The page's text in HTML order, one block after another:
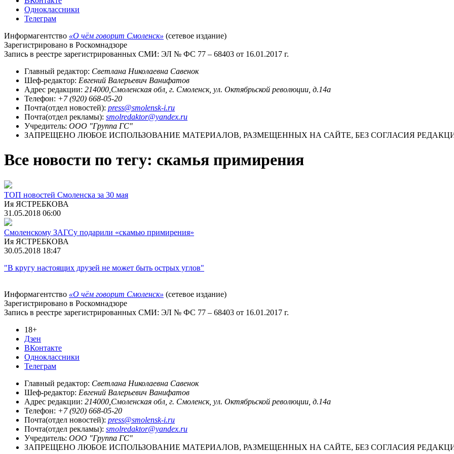
Одноклассники
Телеграм
Информагентство «О чём говорит Смоленск» (сетевое издание)
Зарегистрировано в Роскомнадзоре
Запись в реестре зарегистрированных СМИ: ЭЛ № ФС 77 – 68403 от 16.01.2017 г.
Главный редактор: Светлана Николаевна Савенок
Шеф-редактор: Евгений Валерьевич Ванифатов
Адрес редакции: 214000,Смоленская обл, г. Смоленск, ул. Октябрьской революции, д.14а
Телефон: +7 (920) 668-05-20
Почта(отдел новостей): press@smolensk-i.ru
Почта(отдел рекламы): smolredaktor@yandex.ru
Учредитель: ООО "Группа ГС"
ЗАПРЕЩЕНО ЛЮБОЕ ИСПОЛЬЗОВАНИЕ МАТЕРИАЛОВ, РАЗМЕЩЕННЫХ НА САЙТЕ, БЕЗ СОГЛАСИЯ
Все новости по тегу: скамья примирения
ТОП новостей Смоленска за 30 мая
Ия ЯСТРЕБКОВА
31.05.2018 06:00
Смоленскому ЗАГСу подарили «скамью примирения»
Ия ЯСТРЕБКОВА
30.05.2018 18:47
"В кругу настоящих друзей не может быть острых углов"
Информагентство «О чём говорит Смоленск» (сетевое издание)
Зарегистрировано в Роскомнадзоре
Запись в реестре зарегистрированных СМИ: ЭЛ № ФС 77 – 68403 от 16.01.2017 г.
18+
Дзен
ВКонтакте
Одноклассники
Телеграм
Главный редактор: Светлана Николаевна Савенок
Шеф-редактор: Евгений Валерьевич Ванифатов
Адрес редакции: 214000,Смоленская обл, г. Смоленск, ул. Октябрьской революции, д.14а
Телефон: +7 (920) 668-05-20
Почта(отдел новостей): press@smolensk-i.ru
Почта(отдел рекламы): smolredaktor@yandex.ru
Учредитель: ООО "Группа ГС"
ЗАПРЕЩЕНО ЛЮБОЕ ИСПОЛЬЗОВАНИЕ МАТЕРИАЛОВ, РАЗМЕЩЕННЫХ НА САЙТЕ, БЕЗ СОГЛАСИЯ